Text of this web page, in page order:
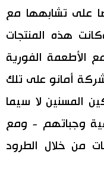
على تشابهها مع
هذه المنتجات
الأطعمة الفورية
أمانو على تلك
المسنين لا سيما
وجباتهم - ومع
من خلال الطرود